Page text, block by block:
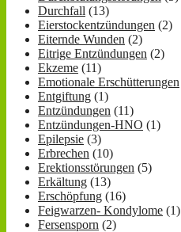
Durchfall (13)
Eierstockentzündungen (2)
Eiternde Wunden (2)
Eitrige Entzündungen (2)
Ekzeme (11)
Emotionale Erschütterungen
Entgiftung (1)
Entzündungen (11)
Entzündungen-HNO (1)
Epilepsie (3)
Erbrechen (10)
Erektionsstörungen (5)
Erkältung (13)
Erschöpfung (16)
Feigwarzen- Kondylome (1)
Fersensporn (2)